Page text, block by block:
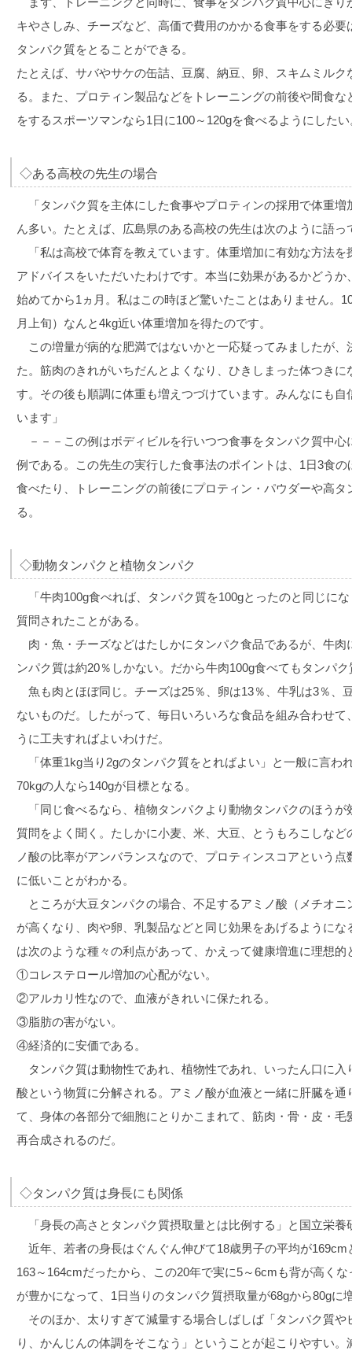
キやさしみ、チーズなど、高価で費用のかかる食事をする必
タンパク質をとることができる。
たとえば、サバやサケの缶詰、豆腐、納豆、卵、スキムミル
る。また、プロティン製品などをトレーニングの前後や間食
をするスポーツマンなら1日に100～120gを食べるようにした
◇ある高校の先生の場合
「タンパク質を主体にした食事やプロティンの採用で体重増
ん多い。たとえば、広島県のある高校の先生は次のように語っ
「私は高校で体育を教えています。体重増加に有効な方法を
アドバイスをいただいたわけです。本当に効果があるかどう
始めてから1ヵ月。私はこの時ほど驚いたことはありません。
月上旬）なんと4kg近い体重増加を得たのです。
この増量が病的な肥満ではないかと一応疑ってみましたが、
た。筋肉のきれがいちだんとよくなり、ひきしまった体つき
す。その後も順調に体重も増えつづけています。みんなにも
います」
－－－この例はボディビルを行いつつ食事をタンパク質中心
例である。この先生の実行した食事法のポイントは、1日3食
食べたり、トレーニングの前後にプロティン・パウダーや高
る。
◇動物タンパクと植物タンパク
「牛肉100g食べれば、タンパク質を100gとったのと同じに
質問されたことがある。
肉・魚・チーズなどはたしかにタンパク食品であるが、牛肉
ンパク質は約20％しかない。だから牛肉100g食べてもタンパ
魚も肉とほぼ同じ。チーズは25％、卵は13％、牛乳は3％、
ないものだ。したがって、毎日いろいろな食品を組み合わせ
うに工夫すればよいわけだ。
「体重1kg当り2gのタンパク質をとればよい」と一般に言わ
70kgの人なら140gが目標となる。
「同じ食べるなら、植物タンパクより動物タンパクのほうが
質問をよく聞く。たしかに小麦、米、大豆、とうもろこしな
ノ酸の比率がアンバランスなので、プロティンスコアという
に低いことがわかる。
ところが大豆タンパクの場合、不足するアミノ酸（メチオニ
が高くなり、肉や卵、乳製品などと同じ効果をあげるように
は次のような種々の利点があって、かえって健康増進に理想的
①コレステロール増加の心配がない。
②アルカリ性なので、血液がきれいに保たれる。
③脂肪の害がない。
④経済的に安価である。
タンパク質は動物性であれ、植物性であれ、いったん口に入
酸という物質に分解される。アミノ酸が血液と一緒に肝臓を
て、身体の各部分で細胞にとりかこまれて、筋肉・骨・皮・
再合成されるのだ。
◇タンパク質は身長にも関係
「身長の高さとタンパク質摂取量とは比例する」と国立栄養
近年、若者の身長はぐんぐん伸びて18歳男子の平均が
163～164cmだったから、この20年で実に5～6cmも背が高く
が豊かになって、1日当りのタンパク質摂取量が68gから80gに
そのほか、太りすぎて減量する場合しばしば「タンパク質や
り、かんじんの体調をそこなう」ということが起こりやすい